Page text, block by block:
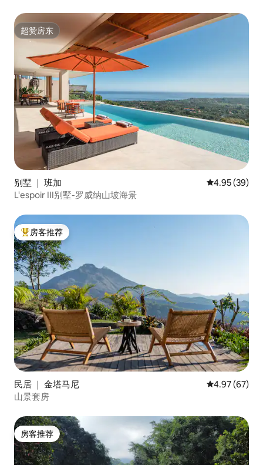
超赞房东
超赞房东
别墅 ｜ 班加 平均评分
4.95 (39)
L'espoir III别墅-罗威纳山坡海景
热门「房客推荐」
房客推荐
民居 ｜ 金塔马尼 平均评分
4.97 (67)
山景套房
房客推荐
房客推荐